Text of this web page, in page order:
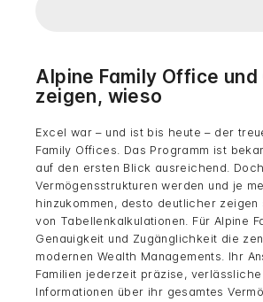
Alpine Family Office und
zeigen, wieso
Excel war – und ist bis heute – der
Family Offices. Das Programm ist
auf den ersten Blick ausreichend.
Vermögensstrukturen werden und je
hinzukommen, desto deutlicher zeigen
von Tabellenkalkulationen. Für Alpine
Genauigkeit und Zugänglichkeit die
modernen Wealth Managements. Ihr
Familien jederzeit präzise,
Informationen über ihr gesamtes